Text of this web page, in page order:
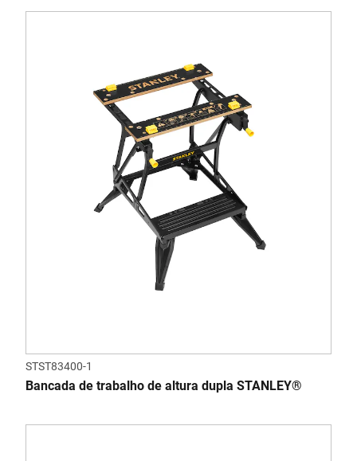
STST83400-1
Bancada de trabalho de altura dupla STANLEY®